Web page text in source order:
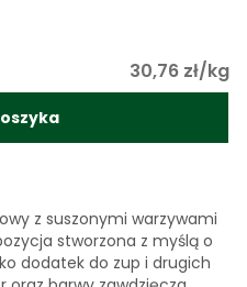
30,76 zł/kg
z suszonymi warzywami
stworzona z myślą o
dodatek do zup i drugich